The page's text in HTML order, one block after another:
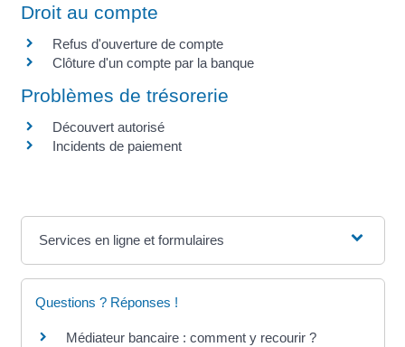
Droit au compte
Refus d'ouverture de compte
Clôture d'un compte par la banque
Problèmes de trésorerie
Découvert autorisé
Incidents de paiement
Services en ligne et formulaires
Questions ? Réponses !
Médiateur bancaire : comment y recourir ?